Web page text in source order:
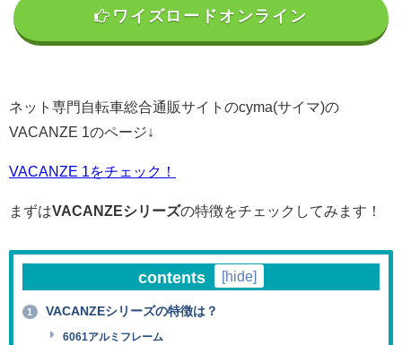
ワイズロードオンライン
ネット専門自転車総合通販サイトのcyma(サイマ)の
VACANZE 1のページ↓
VACANZE 1をチェック！
まずはVACANZEシリーズの特徴をチェックしてみます！
contents [hide]
1 VACANZEシリーズの特徴は？
6061アルミフレーム